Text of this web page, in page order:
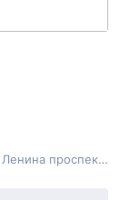
Ростовская область, Ростов-на-Дону г., Ленина проспект, 46, к 2